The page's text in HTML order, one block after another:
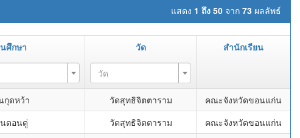
แสดง 1 ถึง 50 จาก 73 ผลลัพธ์
ศึกษา วัด สำนักเรียน
วัด
กุดหว้า วัดสุทธิจิตตาราม
คณะจังหวัดขอนแก่น
ดอนดู่ วัดสุทธิจิตตาราม
คณะจังหวัดขอนแก่น